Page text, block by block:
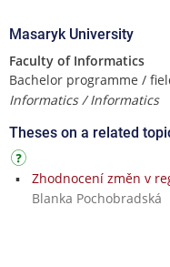
Masaryk University
Faculty of Informatics
Bachelor programme /
Informatics / Informatics
Theses on a related
Zhodnocení změn v
Blanka Pochobradská